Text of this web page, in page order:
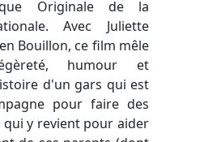
Originale de la
Avec Juliette
Bouillon, ce film mêle
humour et
d'un gars qui est
pour faire des
qui y revient pour aider